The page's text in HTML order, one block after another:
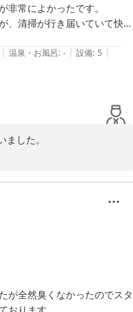
常によかったです。
、清掃が行き届いていて快適
新しい印象で明るく気持ち
| 温泉・お風呂: - | 設備: 5 |
した。
よりでございます。なに
けております。大手のホテ
で皆様が「鎌倉に帰ってき
いります。またのお越し
が全然臭くなかったのでスタ